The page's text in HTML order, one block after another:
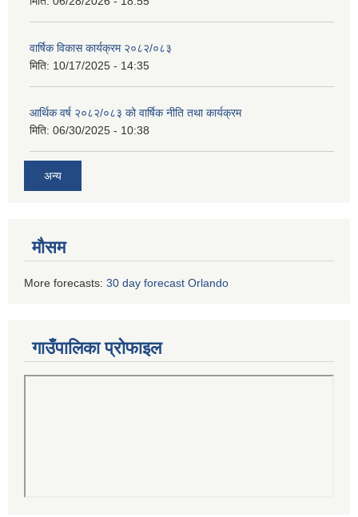
वार्षिक विकास कार्यक्रम २०८२/०८३
मिति: 10/17/2025 - 14:35
आर्थिक वर्ष २०८२/०८३ को वार्षिक नीति तथा कार्यक्रम
मिति: 06/30/2025 - 10:38
अन्य
मौसम
More forecasts: 30 day forecast Orlando
गाउँपालिका प्रोफाइल